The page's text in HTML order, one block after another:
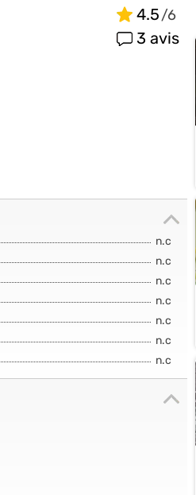
4.5
3 avis
n.c
n.c
n.c
n.c
n.c
n.c
n.c